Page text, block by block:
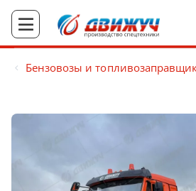
Бензовозы и